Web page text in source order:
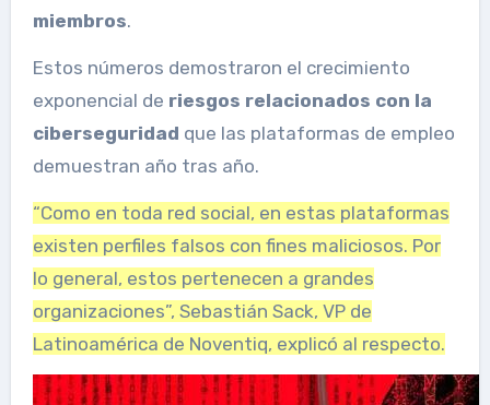
miembros.
Estos números demostraron el crecimiento
exponencial de riesgos relacionados con la
ciberseguridad que las plataformas de empleo
demuestran año tras año.
“Como en toda red social, en estas plataformas
existen perfiles falsos con fines maliciosos. Por
lo general, estos pertenecen a grandes
organizaciones”, Sebastián Sack, VP de
Latinoamérica de Noventiq, explicó al respecto.